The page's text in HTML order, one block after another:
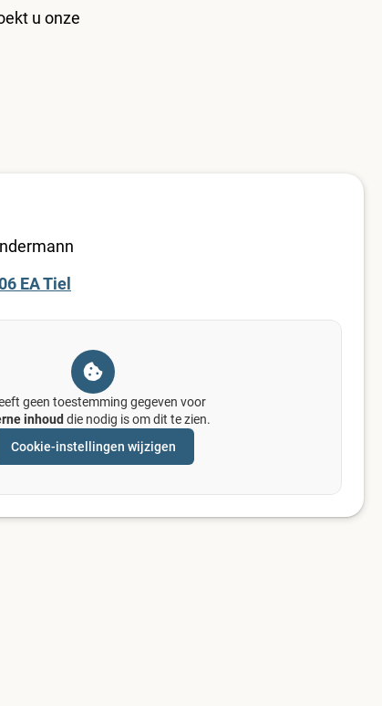
u onze
EA Tiel
geen toestemming gegeven voor
inhoud die nodig is om dit te zien.
Cookie-instellingen wijzigen